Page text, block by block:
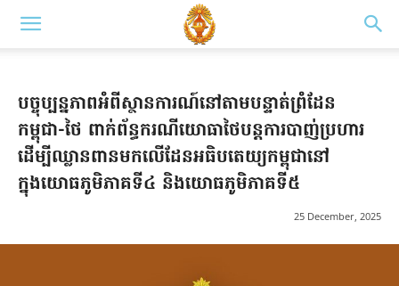
បច្ចុប្បន្នភាពអំពីស្ថានការណ៍នៅតាមបន្ទាត់ព្រំដែន
កម្ពុជា-ថៃ ពាក់ព័ន្ធករណីយោធាថៃបន្តការបាញ់ប្រហារ
ដើម្បីឈ្លានពានមកលើដែនអធិបតេយ្យកម្ពុជានៅ
ក្នុងយោធភូមិភាគទី៤ និងយោធភូមិភាគទី៥
25 December, 2025